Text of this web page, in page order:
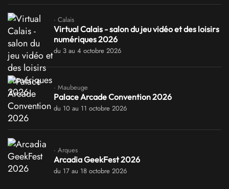
· Calais
Virtual Calais - salon du jeu vidéo et des loisirs
numériques 2026
du 3 au 4 octobre 2026
· Maubeuge
Palace Arcade Convention 2026
du 10 au 11 octobre 2026
· Arques
Arcadia GeekFest 2026
du 17 au 18 octobre 2026